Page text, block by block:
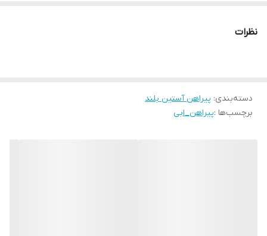
نظرات
دسته‌بندی: پیراهن آستین بلند
برچسب‌ها :پیراهن_ابی